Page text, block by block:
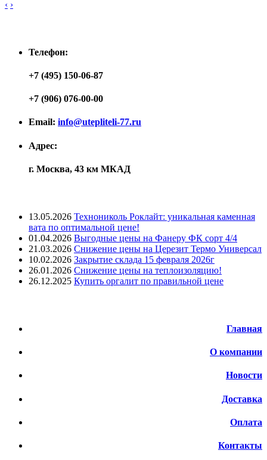
‹ ›
Телефон:
+7 (495) 150-06-87
+7 (906) 076-00-00
Email: info@utepliteli-77.ru
Адрес:
г. Москва, 43 км МКАД
13.05.2026 Технониколь Роклайт: уникальная каменная
вата по оптимальной цене!
01.04.2026 Выгодные цены на Фанеру ФК сорт 4/4
21.03.2026 Снижение цены на Церезит Термо Универсал
10.02.2026 Закрытие склада 15 февраля 2026г
26.01.2026 Снижение цены на теплоизоляцию!
26.12.2025 Купить оргалит по правильной цене
Главная
О компании
Новости
Доставка
Оплата
Контакты